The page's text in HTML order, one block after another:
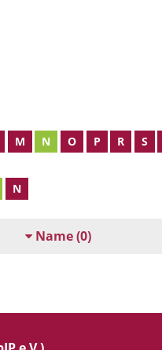
M N O P R S
N
Name(0)